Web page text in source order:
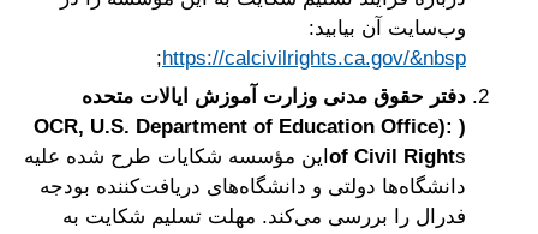
وب‌سایت آن بیابید:
https://calcivilrights.ca.gov/&nbsp
;
دفتر حقوق مدنی وزارت آموزش ایالات متحده
( :(OCR, U.S. Department of Education Office
of Civil Right sاین مؤسسه شکایات طرح شده علیه
دانشگاه‌ها دولتی و دانشگاه‌های دریافت‌کننده بودجه
فدرال را بررسی می‌کند. مهلت تسلیم شکایت به